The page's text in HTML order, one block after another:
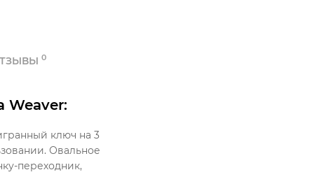
0
Weaver:
ключ на 3
Овальное
переходник,